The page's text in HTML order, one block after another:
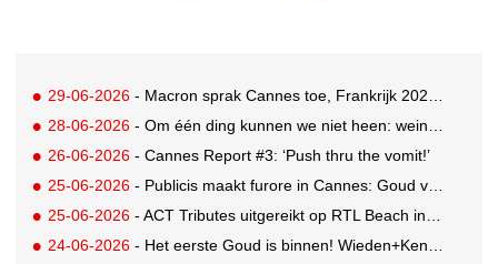
29-06-2026 - Macron sprak Cannes toe, Frankrijk 2026 Creative Country of the Year
28-06-2026 - Om één ding kunnen we niet heen: weinig awards voor Nederland in drukbezocht Cannes
26-06-2026 - Cannes Report #3: ‘Push thru the vomit!’
25-06-2026 - Publicis maakt furore in Cannes: Goud voor Renault-campagne
25-06-2026 - ACT Tributes uitgereikt op RTL Beach in Cannes
24-06-2026 - Het eerste Goud is binnen! Wieden+Kennedy glanst met LEGO-campagne